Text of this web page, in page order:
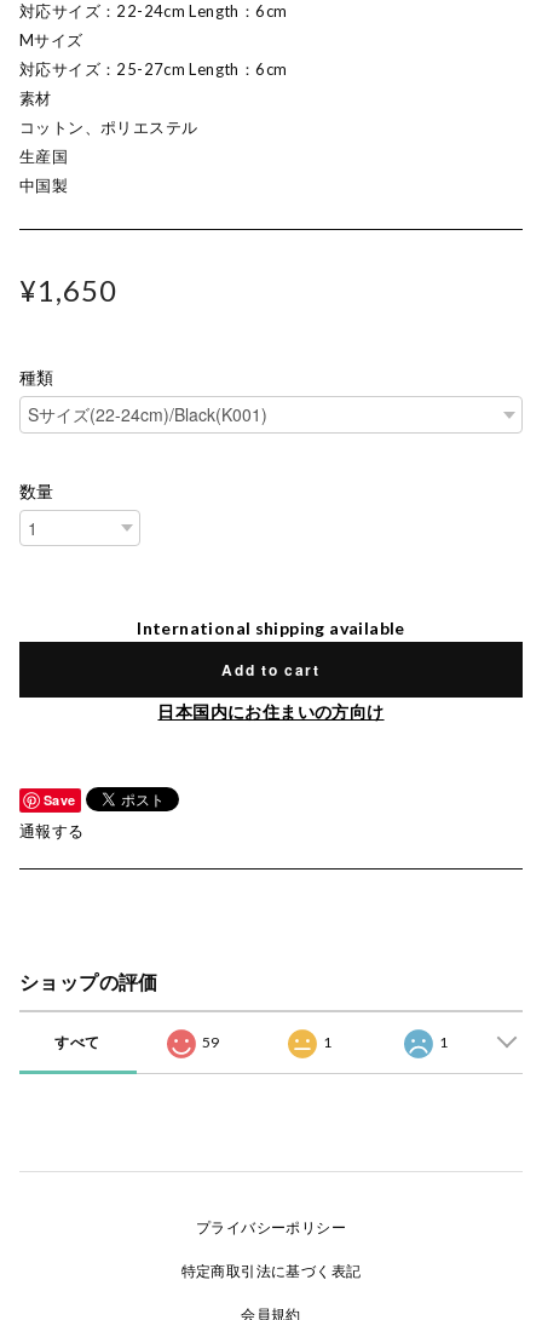
対応サイズ：22-24cm Length：6cm
Mサイズ
対応サイズ：25-27cm Length：6cm
素材
コットン、ポリエステル
生産国
中国製
¥1,650
種類
数量
International shipping available
Add to cart
日本国内にお住まいの方向け
Save
通報する
ショップの評価
すべて 59 1 1
プライバシーポリシー
特定商取引法に基づく表記
会員規約